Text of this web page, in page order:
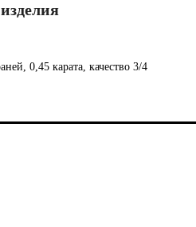
0,45 карата, качество 3/4